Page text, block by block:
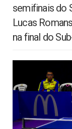
semifinais do
Lucas
na final do